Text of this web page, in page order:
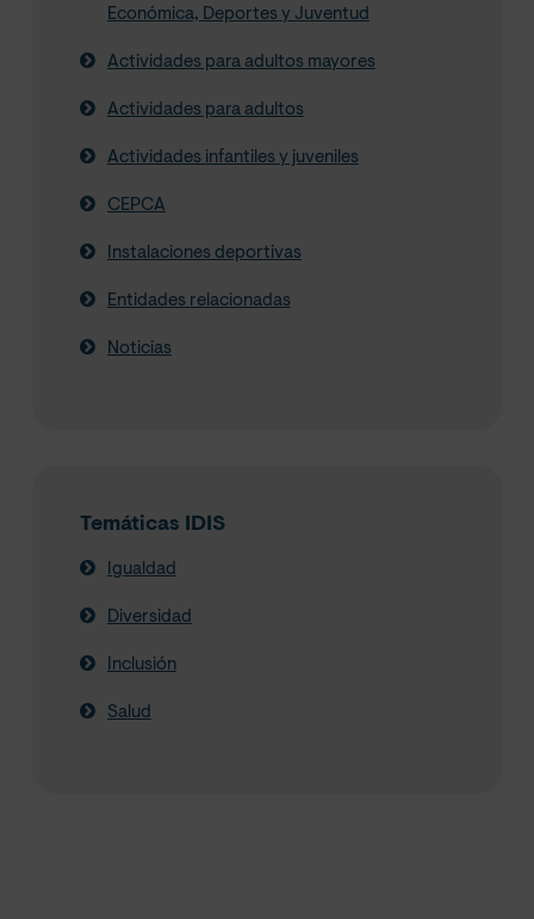
Económica, Deportes y Juventud
Actividades para adultos mayores
Actividades para adultos
Actividades infantiles y juveniles
CEPCA
Instalaciones deportivas
Entidades relacionadas
Noticias
Temáticas IDIS
Igualdad
Diversidad
Inclusión
Salud